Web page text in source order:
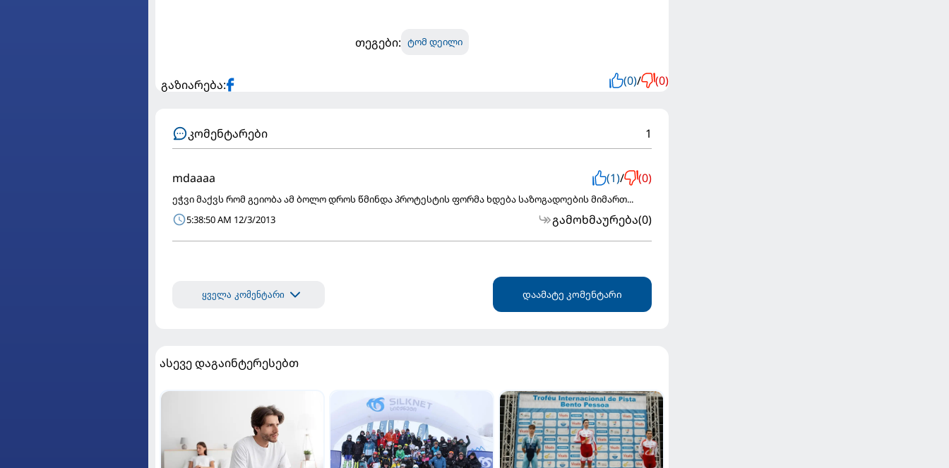
თეგები: ტომ დეილი
გაზიარება: (0)/ (0)
კომენტარები 1
mdaaaa (1)/ (0)
ეჭვი მაქვს რომ გეიობა ამ ბოლო დროს წმინდა პროტესტის ფორმა ხდება საზოგადოების მიმართ...
5:38:50 AM 12/3/2013
გამოხმაურება(0)
ყველა კომენტარი დაამატე კომენტარი
ასევე დაგაინტერესებთ